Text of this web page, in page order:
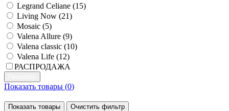
Legrand Celiane (15)
Living Now (21)
Mosaic (5)
Valena Allure (9)
Valena classic (10)
Valena Life (12)
РАСПРОДАЖА
Показать товары (0)
Показать товары Очистить фильтр